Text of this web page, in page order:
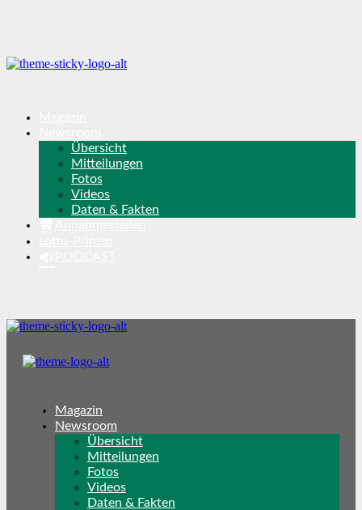
Übersicht
Mitteilungen
Fotos
Videos
Daten & Fakten
Magazin
Newsroom
Übersicht
Mitteilungen
Fotos
Videos
Daten & Fakten